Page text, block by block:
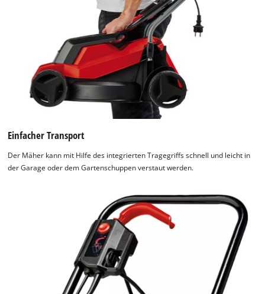
Wir benötigen deine Zustimmung, um
Google Maps laden zu können!
This content is not permitted to load due
to trackers that are not disclosed to the
visitor. The website owner needs to setup
the site with their CMP to add this content
to the list of technologies used.
Powered by
Usercentrics Consent
Management Platform
Einfacher Transport
Der Mäher kann mit Hilfe des integrierten Tragegriffs schnell und leicht in
der Garage oder dem Gartenschuppen verstaut werden.